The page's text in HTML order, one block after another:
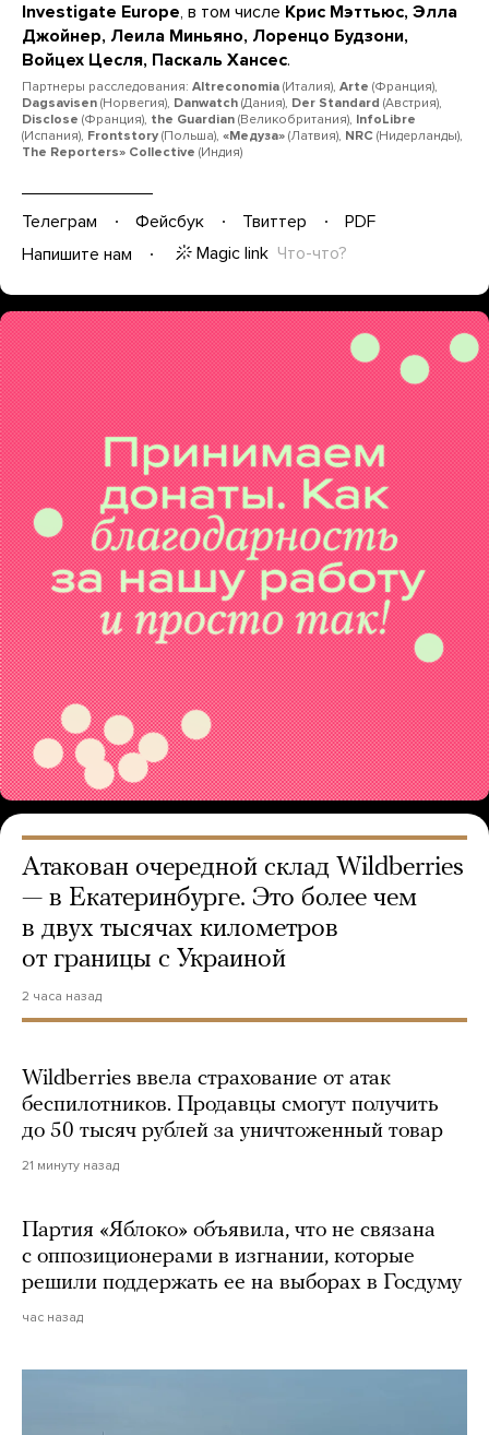
Investigate Europe, в том числе Крис Мэттьюс, Элла
Джойнер, Леила Миньяно, Лоренцо Будзони,
Войцех Цесля, Паскаль Хансес.
Партнеры расследования: Altreconomia (Италия), Arte (Франция),
Dagsavisen (Норвегия), Danwatch (Дания), Der Standard (Австрия),
Disclose (Франция), the Guardian (Великобритания), InfoLibre
(Испания), Frontstory (Польша), «Медуза» (Латвия), NRC (Нидерланды),
The Reporters» Collective (Индия)
Телеграм Фейсбук Твиттер
PDF
Напишите нам
Magic link Что-что?
Атакован очередной склад Wildberries
— в Екатеринбурге. Это более чем
в двух тысячах километров
от границы с Украиной
2 часа назад
Wildberries ввела страхование от атак
беспилотников. Продавцы смогут получить
до 50 тысяч рублей за уничтоженный товар
21 минуту назад
Партия «Яблоко» объявила, что не связана
с оппозиционерами в изгнании, которые
решили поддержать ее на выборах в Госдуму
час назад